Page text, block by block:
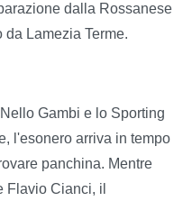
dalla Rossanese
Lamezia Terme.
Gambi e lo Sporting
l'esonero arriva in tempo
panchina. Mentre
Flavio Cianci, il